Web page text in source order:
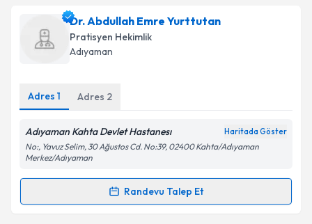
Dr. Abdulhamit Arslaniçin randevu takvimi talebi
oluşturun. Size bu uzmandan randevu almanız için bir
takvim hazırlandığında e-posta ile bilgilendireceğiz.
Kişisel verilerimin işlenmesine ilişkinAydınlatma
Metni'ni okudum ve kişisel verilerimin belirtilen
Dr. Abdullah Emre Yurttutan
Pratisyen Hekimlik
Adıyaman
Adres 1 Adres 2
Adıyaman Kahta Devlet Hastanesı Haritada Göster
No:, Yavuz Selim, 30 Ağustos Cd. No:39, 02400 Kahta/Adıyaman
Merkez/Adıyaman
Randevu Talep Et
Randevu Takvimi Talebi